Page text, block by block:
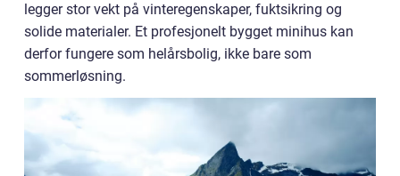
legger stor vekt på vinteregenskaper, fuktsikring og
solide materialer. Et profesjonelt bygget minihus kan
derfor fungere som helårsbolig, ikke bare som
sommerløsning.